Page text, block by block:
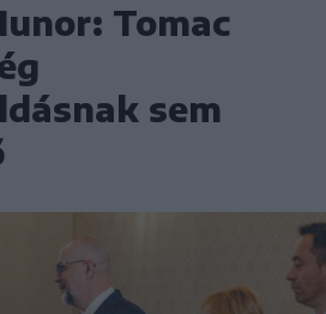
Tomac
sem